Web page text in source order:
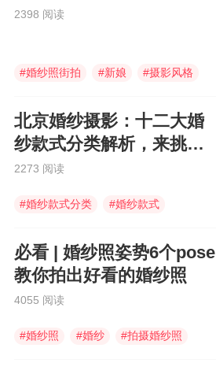
2398 阅读
#婚纱照街拍 #新娘 #摄影风格
北京婚纱摄影：十二大婚
纱款式分类解析，来挑选
你喜欢的款式吧~~
2273 阅读
#婚纱款式分类 #婚纱款式
必看 | 婚纱照姿势6个pose
教你拍出好看的婚纱照
4055 阅读
#婚纱照 #婚纱 #拍摄婚纱照